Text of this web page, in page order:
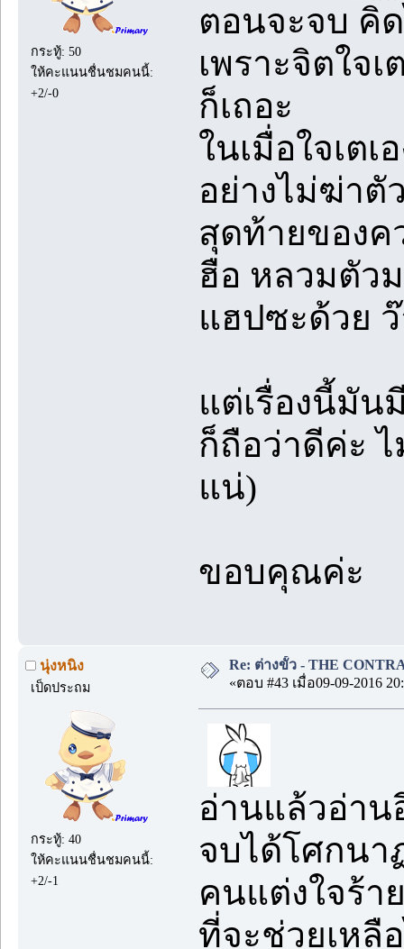
กระทู้: 50
ให้คะแนนชื่นชมคนนี้:
+2/-0
ตอนจะจบ คิ
เพราะจิตใจ
ก็เถอะ
ในเมื่อใจเต
อย่างไม่ฆ่าตั
สุดท้ายของค
ฮือ หลวมตัว
แฮปซะด้วย
แต่เรื่องนี้มัน
ก็ถือว่าดีค่ะ ไ
แน่)
ขอบคุณค่ะ
นุ่งหนิง
เป็ดประถม
กระทู้: 40
ให้คะแนนชื่นชมคนนี้:
+2/-1
Re: ต่างขั้ว - THE
«ตอบ #43 เมื่อ09-09-2016
อ่านแล้วอ่าน
จบได้โศกน
คนแต่งใจร้า
ที่จะช่วยเหลื